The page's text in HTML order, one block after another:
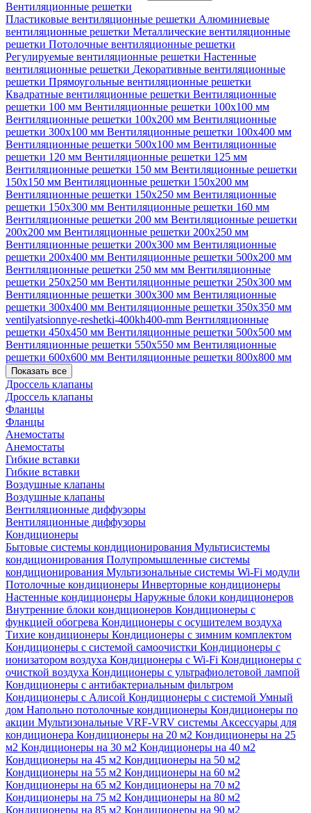
Вентиляционные решетки
Пластиковые вентиляционные решетки Алюминиевые
вентиляционные решетки Металлические вентиляционные
решетки Потолочные вентиляционные решетки
Регулируемые вентиляционные решетки Настенные
вентиляционные решетки Декоративные вентиляционные
решетки Прямоугольные вентиляционные решетки
Квадратные вентиляционные решетки Вентиляционные
решетки 100 мм Вентиляционные решетки 100х100 мм
Вентиляционные решетки 100х200 мм Вентиляционные
решетки 300х100 мм Вентиляционные решетки 100х400 мм
Вентиляционные решетки 500х100 мм Вентиляционные
решетки 120 мм Вентиляционные решетки 125 мм
Вентиляционные решетки 150 мм Вентиляционные решетки
150х150 мм Вентиляционные решетки 150х200 мм
Вентиляционные решетки 150х250 мм Вентиляционные
решетки 150х300 мм Вентиляционные решетки 160 мм
Вентиляционные решетки 200 мм Вентиляционные решетки
200х200 мм Вентиляционные решетки 200х250 мм
Вентиляционные решетки 200х300 мм Вентиляционные
решетки 200х400 мм Вентиляционные решетки 500х200 мм
Вентиляционные решетки 250 мм мм Вентиляционные
решетки 250х250 мм Вентиляционные решетки 250х300 мм
Вентиляционные решетки 300х300 мм Вентиляционные
решетки 300х400 мм Вентиляционные решетки 350х350 мм
ventilyatsionnye-reshetki-400kh400-mm Вентиляционные
решетки 450х450 мм Вентиляционные решетки 500х500 мм
Вентиляционные решетки 550х550 мм Вентиляционные
решетки 600х600 мм Вентиляционные решетки 800х800 мм
Показать все
Дроссель клапаны
Дроссель клапаны
Фланцы
Фланцы
Анемостаты
Анемостаты
Гибкие вставки
Гибкие вставки
Воздушные клапаны
Воздушные клапаны
Вентиляционные диффузоры
Вентиляционные диффузоры
Кондиционеры
Бытовые системы кондиционирования Мультисистемы
кондиционирования Полупромышленные системы
кондиционирования Мультизональные системы Wi-Fi модули
Потолочные кондиционеры Инверторные кондиционеры
Настенные кондиционеры Наружные блоки кондиционеров
Внутренние блоки кондиционеров Кондиционеры с
функцией обогрева Кондиционеры с осушителем воздуха
Тихие кондиционеры Кондиционеры с зимним комплектом
Кондиционеры с системой самоочистки Кондиционеры с
ионизатором воздуха Кондиционеры с Wi-Fi Кондиционеры с
очисткой воздуха Кондиционеры с ультрафиолетовой лампой
Кондиционеры с антибактериальным фильтром
Кондиционеры с Алисой Кондиционеры с системой Умный
дом Напольно потолочные кондиционеры Кондиционеры по
акции Мультизональные VRF-VRV системы Аксессуары для
кондиционера Кондиционеры на 20 м2 Кондиционеры на 25
м2 Кондиционеры на 30 м2 Кондиционеры на 40 м2
Кондиционеры на 45 м2 Кондиционеры на 50 м2
Кондиционеры на 55 м2 Кондиционеры на 60 м2
Кондиционеры на 65 м2 Кондиционеры на 70 м2
Кондиционеры на 75 м2 Кондиционеры на 80 м2
Кондиционеры на 85 м2 Кондиционеры на 90 м2